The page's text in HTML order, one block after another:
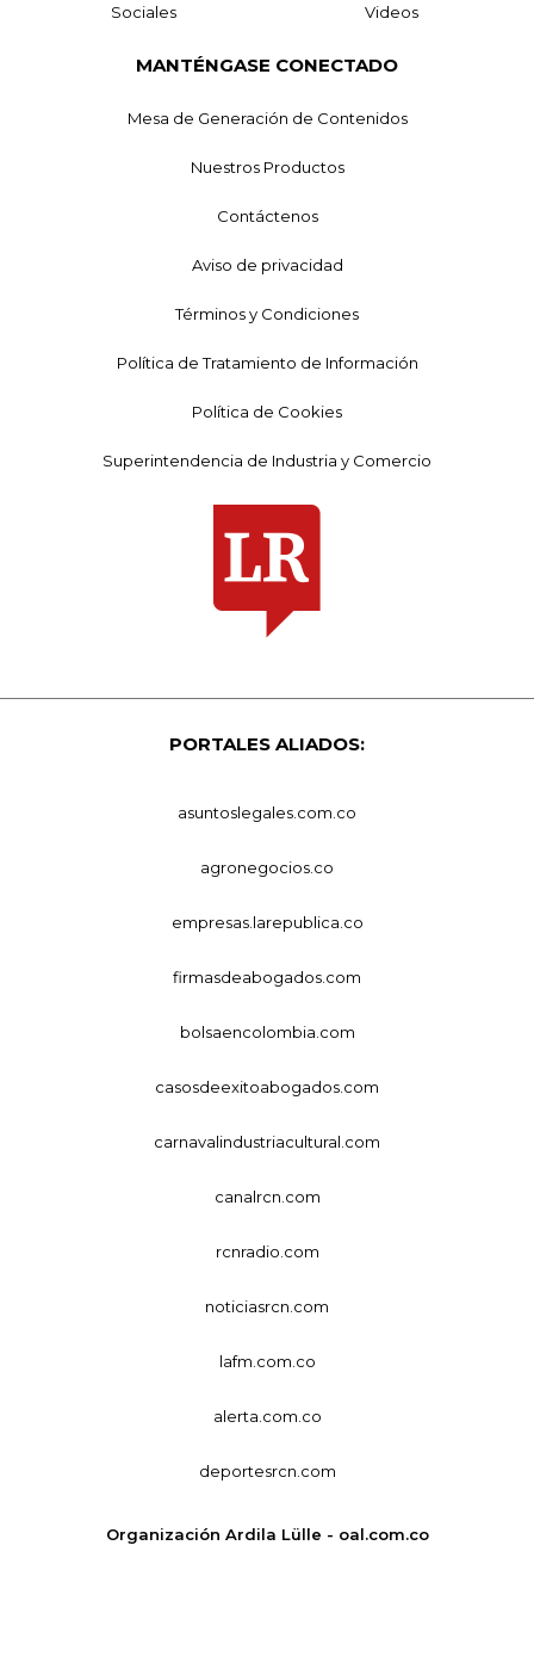
Sociales Videos
MANTÉNGASE CONECTADO
Mesa de Generación de Contenidos
Nuestros Productos
Contáctenos
Aviso de privacidad
Términos y Condiciones
Política de Tratamiento de Información
Política de Cookies
Superintendencia de Industria y Comercio
PORTALES ALIADOS:
asuntoslegales.com.co
agronegocios.co
empresas.larepublica.co
firmasdeabogados.com
bolsaencolombia.com
casosdeexitoabogados.com
carnavalindustriacultural.com
canalrcn.com
rcnradio.com
noticiasrcn.com
lafm.com.co
alerta.com.co
deportesrcn.com
Organización Ardila Lülle - oal.com.co